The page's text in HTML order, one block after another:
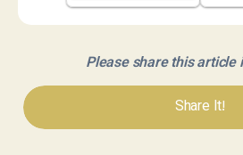
Please share this article
Share It!